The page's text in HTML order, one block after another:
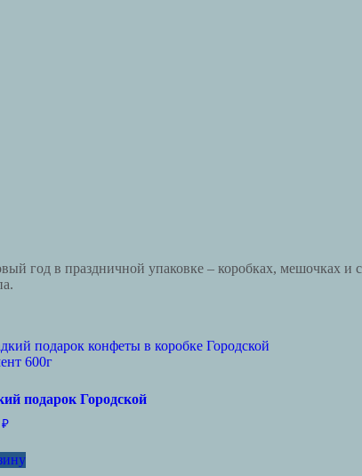
год в праздничной упаковке – коробках, мешочках и
подарок Городской
₽